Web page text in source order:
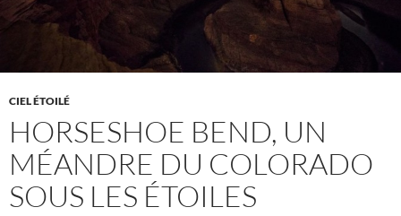
CIEL ÉTOILÉ
HORSESHOE BEND, UN
MÉANDRE DU COLORADO
SOUS LES ÉTOILES